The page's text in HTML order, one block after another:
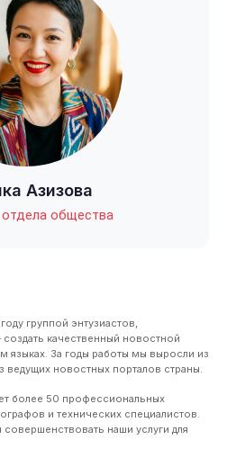
Азизова
общества
группой энтузиастов,
качественный новостной
языках. За годы работы мы выросли из
ведущих новостных порталов страны.
более 50 профессиональных
и технических специалистов.
наши услуги для